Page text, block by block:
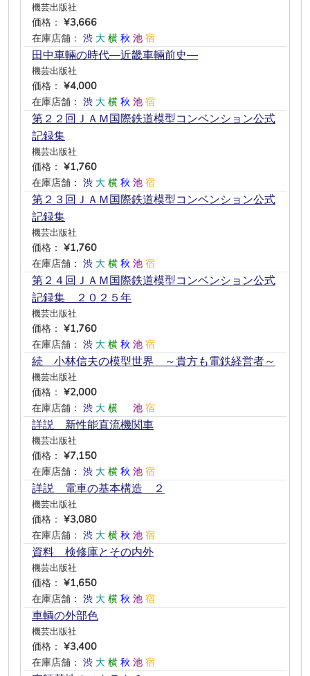
機芸出版社
価格： ¥3,666
在庫店舗： 渋 大 横 秋 池 宿
田中車輛の時代―近畿車輛前史―
機芸出版社
価格： ¥4,000
在庫店舗： 渋 大 横 秋 池 宿
第２２回ＪＡＭ国際鉄道模型コンベンション公式
記録集
機芸出版社
価格： ¥1,760
在庫店舗： 渋 大 横 秋 池 宿
第２３回ＪＡＭ国際鉄道模型コンベンション公式
記録集
機芸出版社
価格： ¥1,760
在庫店舗： 渋 大 横 秋 池 宿
第２４回ＪＡＭ国際鉄道模型コンベンション公式
記録集 ２０２５年
機芸出版社
価格： ¥1,760
在庫店舗： 渋 大 横 秋 池 宿
続 小林信夫の模型世界 ～貴方も電鉄経営者～
機芸出版社
価格： ¥2,000
在庫店舗： 渋 大 横 池 宿
詳説 新性能直流機関車
機芸出版社
価格： ¥7,150
在庫店舗： 渋 大 横 秋 池 宿
詳説 電車の基本構造 ２
機芸出版社
価格： ¥3,080
在庫店舗： 渋 大 横 秋 池 宿
資料 検修庫とその内外
機芸出版社
価格： ¥1,650
在庫店舗： 渋 大 横 秋 池 宿
車輌の外部色
機芸出版社
価格： ¥3,400
在庫店舗： 渋 大 横 秋 池 宿